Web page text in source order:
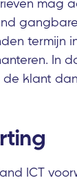
termijn
In
klant
ICT